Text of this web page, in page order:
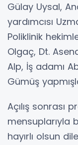
Gülay Uysal,
yardımcısı
Poliklinik
Olgaç, Dt.
Alp, İş adamı
Gümüş
Açılış sonrası
mensuplarıyla
hayırlı olsun